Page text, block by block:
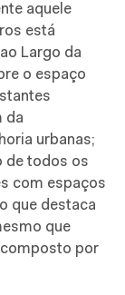
aquele
está
Largo da
o espaço
da
urbanas;
de todos os
com espaços
que destaca
que
composto por